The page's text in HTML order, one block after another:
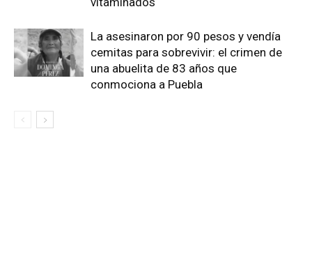
La asesinaron por 90 pesos y vendía
cemitas para sobrevivir: el crimen de
una abuelita de 83 años que
conmociona a Puebla